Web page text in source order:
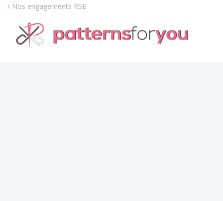
Nos engagements RSE